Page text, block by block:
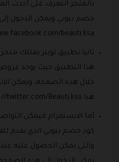
بالمتجر التعرف على أحدث
خصم بيوتي ويمكن الدخول
beauti.ksa/.
ثانيا تطبيق تويتر يمتلك
هذا التطبيق حيث يوجد
خلال هذه الصفحة، ويمكن
هنا https://twitter.com/Beauti.ksa.
أما الانستقرام فيمكن
كود خصم بيوتي الذي يقدم
والتي يمكن الحصول عليه عند